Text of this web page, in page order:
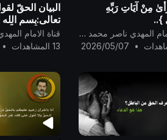
مِنْ آيَاتِ رَ‌بِّهِ
}..
قناة الامام المهدي ناصر محمد اليماني
•
2026/05/07
البيان الحقّ
تعالى:بِسمِ
الرّحيم: {ثُمَّ
الَّذِينَ اصْطَفَيْنَا
13 المشاهدات
•